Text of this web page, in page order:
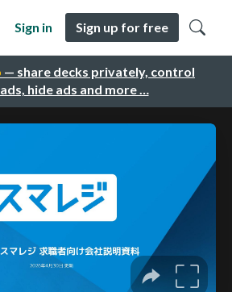
— share decks privately, control
hide ads and more …
Sign in Sign up for free